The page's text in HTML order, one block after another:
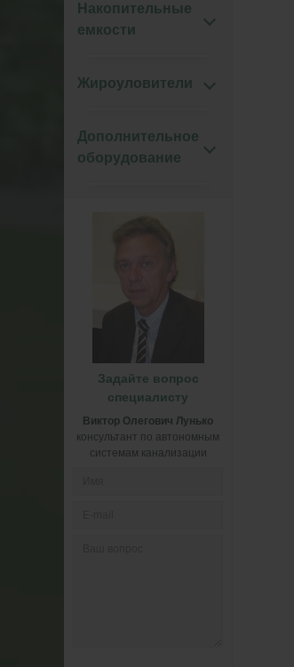
Накопительные
емкости
Жироуловители
Дополнительное
оборудование
Задайте вопрос
специалисту
Виктор Олегович Лунько
консультант по автономным
системам канализации